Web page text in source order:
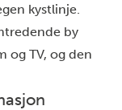
kystlinje.
by
og TV, og den